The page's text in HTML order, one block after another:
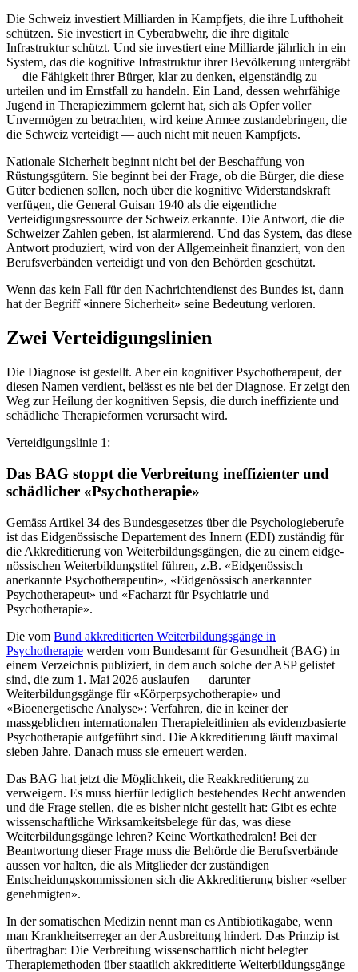
Die Schweiz investiert Milliarden in Kampfjets, die ihre Lufthoheit
schützen. Sie investiert in Cyberabwehr, die ihre digitale
Infrastruktur schützt. Und sie investiert eine Milliarde jährlich in ein
System, das die kognitive Infrastruktur ihrer Bevölkerung untergräbt
— die Fähigkeit ihrer Bürger, klar zu denken, eigenständig zu
urteilen und im Ernstfall zu handeln. Ein Land, dessen wehrfähige
Jugend in Therapiezimmern gelernt hat, sich als Opfer voller
Unvermögen zu betrachten, wird keine Armee zustandebringen, die
die Schweiz verteidigt — auch nicht mit neuen Kampfjets.
Nationale Sicherheit beginnt nicht bei der Beschaffung von
Rüstungsgütern. Sie beginnt bei der Frage, ob die Bürger, die diese
Güter bedienen sollen, noch über die kognitive Widerstandskraft
verfügen, die General Guisan 1940 als die eigentliche
Verteidigungsressource der Schweiz erkannte. Die Antwort, die die
Schweizer Zahlen geben, ist alarmierend. Und das System, das diese
Antwort produziert, wird von der Allgemeinheit finanziert, von den
Berufsverbänden verteidigt und von den Behörden geschützt.
Wenn das kein Fall für den Nachrichtendienst des Bundes ist, dann
hat der Begriff «innere Sicherheit» seine Bedeutung verloren.
Zwei Verteidigungslinien
Die Diagnose ist gestellt. Aber ein kognitiver Psychotherapeut, der
diesen Namen verdient, belässt es nie bei der Diagnose. Er zeigt den
Weg zur Heilung der kognitiven Sepsis, die durch ineffiziente und
schädliche Therapieformen verursacht wird.
Verteidigungslinie 1:
Das BAG stoppt die Verbreitung ineffizienter und
schädlicher «Psychotherapie»
Gemäss Artikel 34 des Bundesgesetzes über die Psychologieberufe
ist das Eid­ge­nös­si­sche De­par­te­ment des In­nern (EDI) zu­stän­dig für
die Ak­kre­di­tie­rung von Wei­ter­bil­dungs­gän­gen, die zu ei­nem eid­ge­
nös­si­schen Wei­ter­bil­dungs­ti­tel füh­ren, z.B. «Eidgenössisch
anerkannte Psychotherapeutin», «Eidgenössisch anerkannter
Psychotherapeut» und «Facharzt für Psychiatrie und
Psychotherapie».
Die vom Bund akkreditierten Weiterbildungsgänge in
Psychotherapie werden vom Bundesamt für Gesundheit (BAG) in
einem Verzeichnis publiziert, in dem auch solche der ASP gelistet
sind, die zum 1. Mai 2026 auslaufen — darunter
Weiterbildungsgänge für «Körperpsychotherapie» und
«Bioenergetische Analyse»: Verfahren, die in keiner der
massgeblichen internationalen Therapieleitlinien als evidenzbasierte
Psychotherapie aufgeführt sind. Die Akkreditierung läuft maximal
sieben Jahre. Danach muss sie erneuert werden.
Das BAG hat jetzt die Möglichkeit, die Reakkreditierung zu
verweigern. Es muss hierfür lediglich bestehendes Recht anwenden
und die Frage stellen, die es bisher nicht gestellt hat: Gibt es echte
wissenschaftliche Wirksamkeitsbelege für das, was diese
Weiterbildungsgänge lehren? Keine Wortkathedralen! Bei der
Beantwortung dieser Frage muss die Behörde die Berufsverbände
aussen vor halten, die als Mitglieder der zuständigen
Entscheidungskommissionen sich die Akkreditierung bisher «selber
genehmigten».
In der somatischen Medizin nennt man es Antibiotikagabe, wenn
man Krankheitserreger an der Ausbreitung hindert. Das Prinzip ist
übertragbar: Die Verbreitung wissenschaftlich nicht belegter
Therapiemethoden über staatlich akkreditierte Weiterbildungsgänge